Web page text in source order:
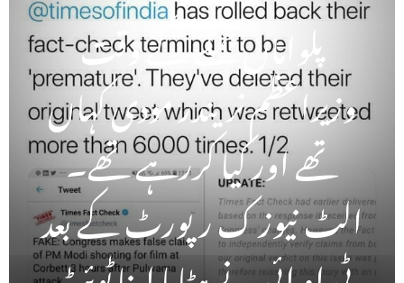
پلواماں حملے کے وقت
وزیراعظم نریندر مودی کہاں
تھے اور کیا کررہے تھے۔
الٹ نیوز ک رپورٹ کے بعد